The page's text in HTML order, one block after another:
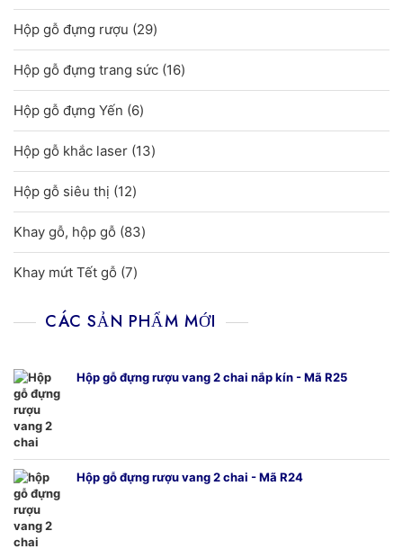
sản
Hộp gỗ đựng rượu 2929
sản
phẩm
Hộp gỗ đựng trang sức 1616
sản
Hộp gỗ đựng Yến 66
sản
phẩm
Hộp gỗ khắc laser 1313
sản
Hộp gỗ siêu thị 1212
sản
phẩm
Khay gỗ, hộp gỗ 8383
sản
Khay mứt Tết gỗ 77
phẩm
CÁC SẢN PHẨM MỚI
Hộp gỗ đựng rượu vang 2 chai nắp kín - Mã R25
Hộp gỗ đựng rượu vang 2 chai - Mã R24